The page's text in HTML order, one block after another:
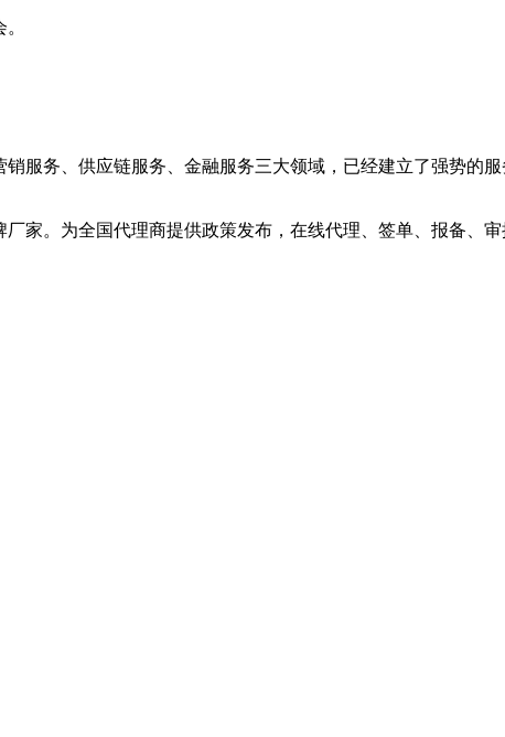
服务、供应链服务、金融服务三大领域，已经建立了强势的
家。为全国代理商提供政策发布，在线代理、签单、报备、